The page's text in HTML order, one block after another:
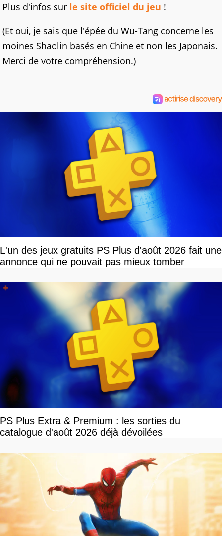
Plus d'infos sur le site officiel du jeu !
(Et oui, je sais que l'épée du Wu-Tang concerne les
moines Shaolin basés en Chine et non les Japonais.
Merci de votre compréhension.)
L'un des jeux gratuits PS Plus d'août 2026 fait une
annonce qui ne pouvait pas mieux tomber
PS Plus Extra & Premium : les sorties du
catalogue d'août 2026 déjà dévoilées